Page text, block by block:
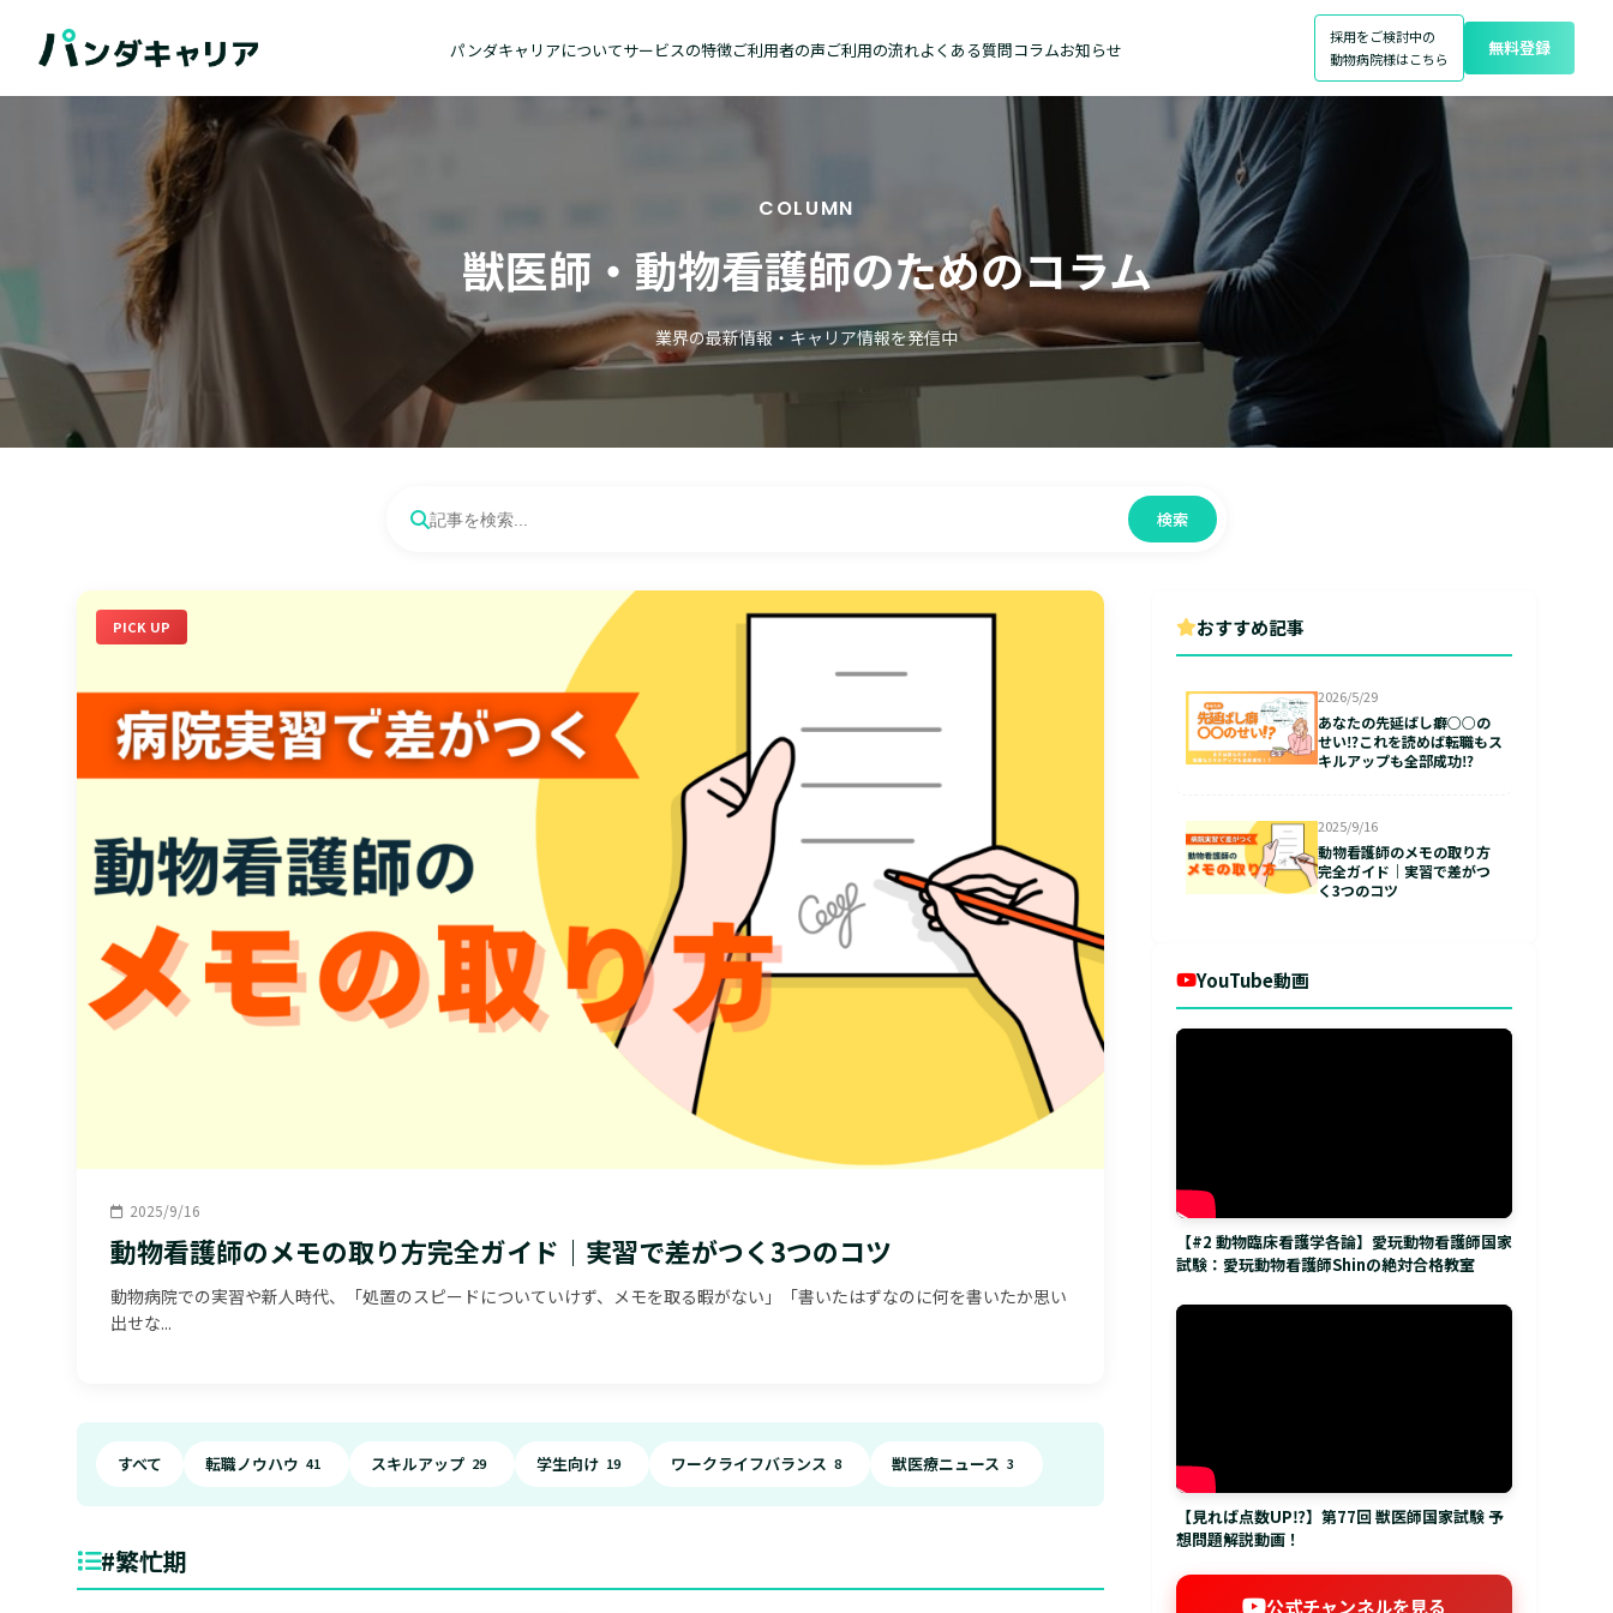
パンダキャリアについてサービスの特徴ご利用者の声ご利用の流れよくある質問コラムお知らせ
採用をご検討中の
動物病院様はこちら
無料登録
COLUMN
獣医師・動物看護師のためのコラム
業界の最新情報・キャリア情報を発信中
検索
PICK UP
2025/9/16
動物看護師のメモの取り方完全ガイド｜実習で差がつく3つのコツ
動物病院での実習や新人時代、「処置のスピードについていけず、メモを取る暇がない」「書いたはずなのに何を書いたか思い
出せな...
すべて 転職ノウハウ 41 スキルアップ 29 学生向け 19 ワークライフバランス 8 獣医療ニュース 3
#繁忙期
おすすめ記事
2026/5/29
あなたの先延ばし癖○○の
せい⁉これを読めば転職もス
キルアップも全部成功⁉
2025/9/16
動物看護師のメモの取り方
完全ガイド｜実習で差がつ
く3つのコツ
YouTube動画
【#2 動物臨床看護学各論】愛玩動物看護師国家
試験：愛玩動物看護師Shinの絶対合格教室
【見れば点数UP⁉】第77回 獣医師国家試験 予
想問題解説動画！
公式チャンネルを見る